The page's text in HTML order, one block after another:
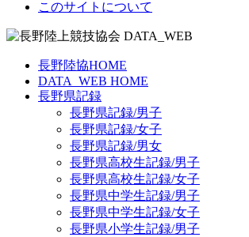
このサイトについて
長野陸協HOME
DATA_WEB HOME
長野県記録
長野県記録/男子
長野県記録/女子
長野県記録/男女
長野県高校生記録/男子
長野県高校生記録/女子
長野県中学生記録/男子
長野県中学生記録/女子
長野県小学生記録/男子